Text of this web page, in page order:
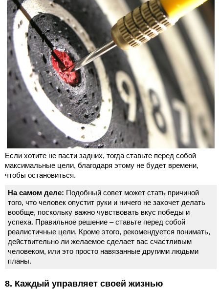
Если хотите не пасти задних, тогда ставьте перед собой
максимальные цели, благодаря этому не будет времени,
чтобы остановиться.
На самом деле: Подобный совет может стать причиной
того, что человек опустит руки и ничего не захочет делать
вообще, поскольку важно чувствовать вкус победы и
успеха. Правильное решение – ставьте перед собой
реалистичные цели. Кроме этого, рекомендуется понимать,
действительно ли желаемое сделает вас счастливым
человеком, или это просто навязанные другими людьми
планы.
8. Каждый управляет своей жизнью